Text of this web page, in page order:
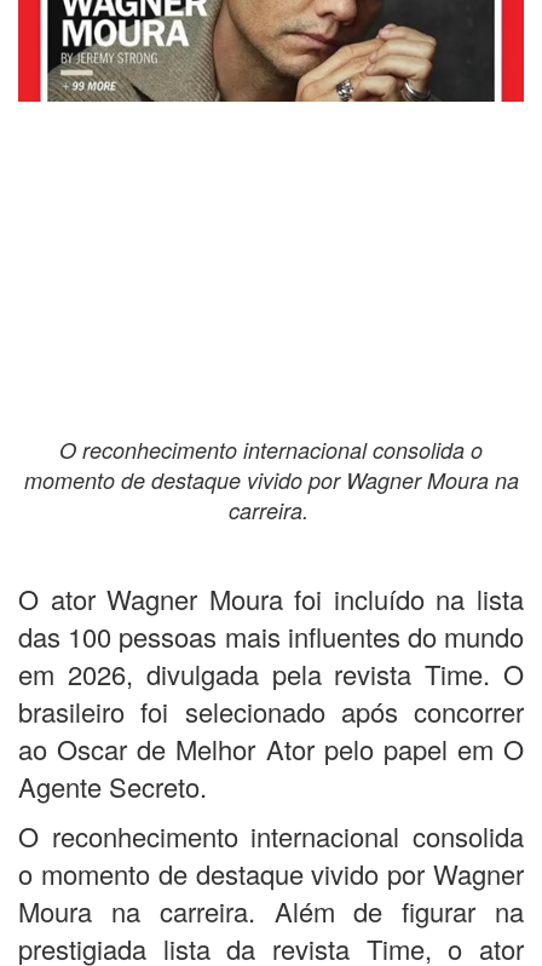
O reconhecimento internacional consolida o
momento de destaque vivido por Wagner Moura na
carreira.
O ator Wagner Moura foi incluído na lista
das 100 pessoas mais influentes do mundo
em 2026, divulgada pela revista Time. O
brasileiro foi selecionado após concorrer
ao Oscar de Melhor Ator pelo papel em O
Agente Secreto.
O reconhecimento internacional consolida
o momento de destaque vivido por Wagner
Moura na carreira. Além de figurar na
prestigiada lista da revista Time, o ator